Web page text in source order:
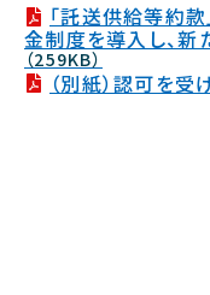
「託送供給等約
金制度を導入し、新
（259KB）
（別紙）認可を